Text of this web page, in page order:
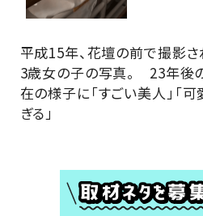
平成15年、花壇の前で撮影
3歳女の子の写真。 23年後
在の様子に「すごい美人」「可
ぎる」